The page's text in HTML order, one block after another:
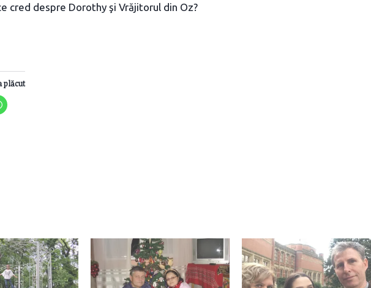
cred despre Dorothy şi Vrăjitorul din Oz?
plăcut